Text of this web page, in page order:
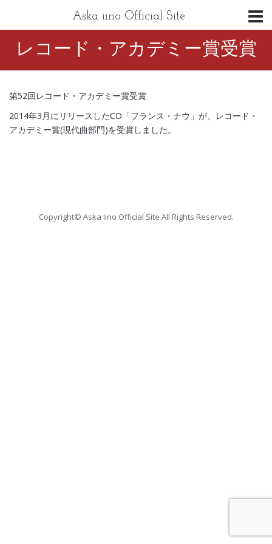
Aska iino Official Site
レコード・アカデミー賞受賞
第52回レコード・アカデミー賞受賞
2014年3月にリリースしたCD「フランス・ナウ」が、レコード・
アカデミー賞(現代曲部門)を受賞しました。
Copyright© Aska Iino Official Site All Rights Reserved.